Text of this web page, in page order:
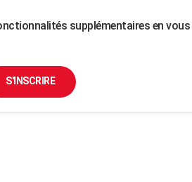
supplémentaires en vous
S'INSCRIRE